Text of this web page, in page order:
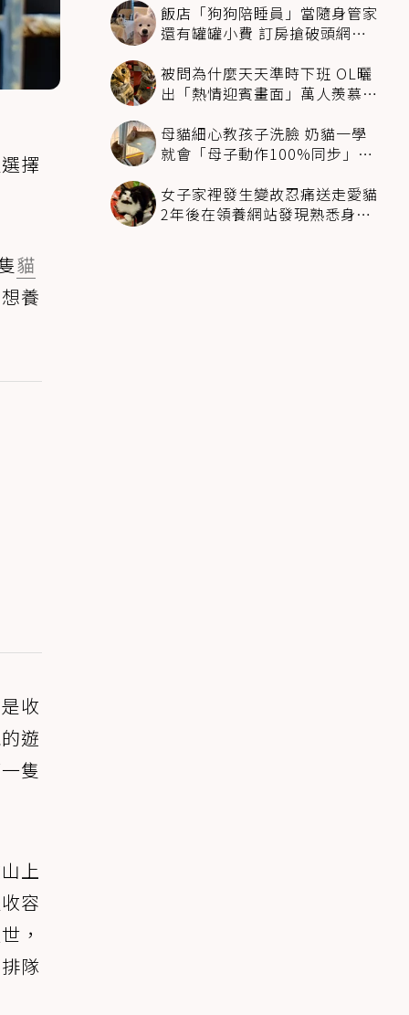
擇
貓
養
收
遊
隻
上
容
，
隊
飯店「狗狗陪睡員」當隨身管家
還有罐罐小費 訂房搶破頭網友
被問為什麼天天準時下班 OL曬
出「熱情迎賓畫面」萬人羨慕：
母貓細心教孩子洗臉 奶貓一學
就會「母子動作100%同步」網
女子家裡發生變故忍痛送走愛貓
2年後在領養網站發現熟悉身影